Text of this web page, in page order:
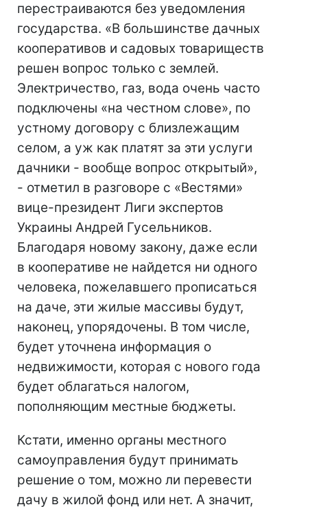
перестраиваются без уведомления
государства. «В большинстве дачных
кооперативов и садовых товариществ
решен вопрос только с землей.
Электричество, газ, вода очень часто
подключены «на честном слове», по
устному договору с близлежащим
селом, а уж как платят за эти услуги
дачники - вообще вопрос открытый»,
- отметил в разговоре с «Вестями»
вице-президент Лиги экспертов
Украины Андрей Гусельников.
Благодаря новому закону, даже если
в кооперативе не найдется ни одного
человека, пожелавшего прописаться
на даче, эти жилые массивы будут,
наконец, упорядочены. В том числе,
будет уточнена информация о
недвижимости, которая с нового года
будет облагаться налогом,
пополняющим местные бюджеты.
Кстати, именно органы местного
самоуправления будут принимать
решение о том, можно ли перевести
дачу в жилой фонд или нет. А значит,